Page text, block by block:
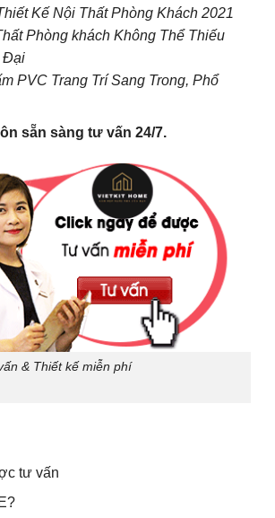
Kế Nội Thất Phòng Khách 2021
Phòng khách Không Thể Thiếu
Đại
PVC Trang Trí Sang Trong, Phổ
sẵn sàng tư vấn 24/7.
& Thiết kế miễn phí
tư vấn